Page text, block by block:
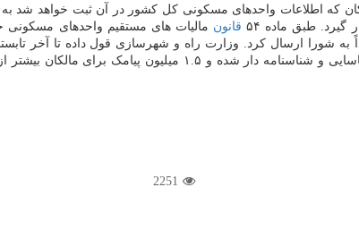
مرداد ۱۳۹۹ سامانه املاک و اسکان که اطلاعات واحدهای مسکونی کل کشور در
طبق ماده ۵۴
قانون مالیات های مستقیم واحدهای مسکونی
مجدداً به شورا ارسال کرد. وزارت راه و شهرسازی قول داده تا آخر
بگذارد. از بین ۲۸ میلیون واحد مسکونی تا کنون ۱۳ میلیون و ۴۰۰
2251